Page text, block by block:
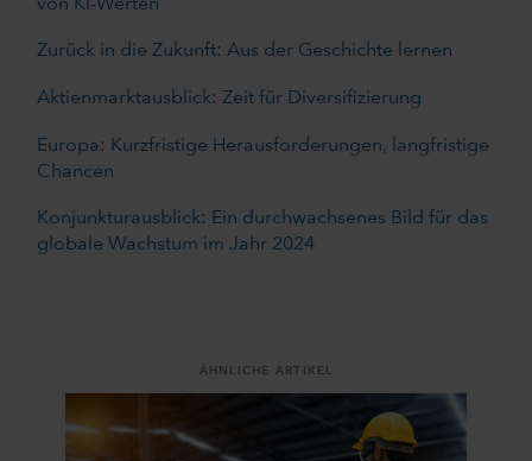
von KI-Werten
Zurück in die Zukunft: Aus der Geschichte lernen
Aktienmarktausblick: Zeit für Diversifizierung
Europa: Kurzfristige Herausforderungen, langfristige
Chancen
Konjunkturausblick: Ein durchwachsenes Bild für das
globale Wachstum im Jahr 2024
ÄHNLICHE ARTIKEL